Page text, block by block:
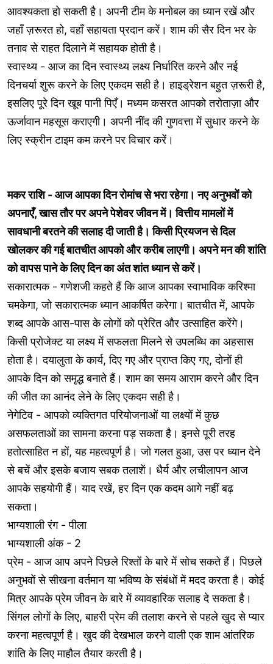
आवश्यकता हो सकती है। अपनी टीम के मनोबल का ध्यान रखें और
जहाँ ज़रूरत हो, वहाँ सहायता प्रदान करें। शाम की सैर दिन भर के
तनाव से राहत दिलाने में सहायक होती है।
स्वास्थ्य - आज का दिन स्वास्थ्य लक्ष्य निर्धारित करने और नई
दिनचर्या शुरू करने के लिए एकदम सही है। हाइड्रेशन बहुत ज़रूरी है,
इसलिए पूरे दिन खूब पानी पिएँ। मध्यम कसरत आपको तरोताज़ा और
ऊर्जावान महसूस कराएगी। अपनी नींद की गुणवत्ता में सुधार करने के
लिए स्क्रीन टाइम कम करने पर विचार करें।
मकर राशि - आज आपका दिन रोमांच से भरा रहेगा। नए अनुभवों को
अपनाएँ, खास तौर पर अपने पेशेवर जीवन में। वित्तीय मामलों में
सावधानी बरतने की सलाह दी जाती है। किसी प्रियजन से दिल
खोलकर की गई बातचीत आपको और करीब लाएगी। अपने मन की शांति
को वापस पाने के लिए दिन का अंत शांत ध्यान से करें।
सकारात्मक - गणेशजी कहते हैं कि आज आपका स्वाभाविक करिश्मा
चमकेगा, जो सकारात्मक ध्यान आकर्षित करेगा। बातचीत में, आपके
शब्द आपके आस-पास के लोगों को प्रेरित और उत्साहित करेंगे।
किसी प्रोजेक्ट या लक्ष्य में सफलता मिलने से उपलब्धि का अहसास
होता है। दयालुता के कार्य, दिए गए और प्राप्त किए गए, दोनों ही
आपके दिन को समृद्ध बनाते हैं। शाम का समय आराम करने और दिन
की जीत का आनंद लेने के लिए एकदम सही है।
नेगेटिव - आपको व्यक्तिगत परियोजनाओं या लक्ष्यों में कुछ
असफलताओं का सामना करना पड़ सकता है। इनसे पूरी तरह
हतोत्साहित न हों, यह महत्वपूर्ण है। जो गलत हुआ, उस पर ध्यान देने
से बचें और इसके बजाय सबक तलाशें। धैर्य और लचीलापन आज
आपके सहयोगी हैं। याद रखें, हर दिन एक कदम आगे नहीं बढ़
सकता।
भाग्यशाली रंग - पीला
भाग्यशाली अंक - 2
प्रेम - आज आप अपने पिछले रिश्तों के बारे में सोच सकते हैं। पिछले
अनुभवों से सीखना वर्तमान या भविष्य के संबंधों में मदद करता है। कोई
मित्र आपके प्रेम जीवन के बारे में व्यावहारिक सलाह दे सकता है।
सिंगल लोगों के लिए, बाहरी प्रेम की तलाश करने से पहले खुद से प्यार
करना महत्वपूर्ण है। खुद की देखभाल करने वाली एक शाम आंतरिक
शांति के लिए माहौल तैयार करती है।